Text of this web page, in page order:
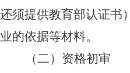
还须提供教育部认证书
业的依据等材料。
（二）资格初审